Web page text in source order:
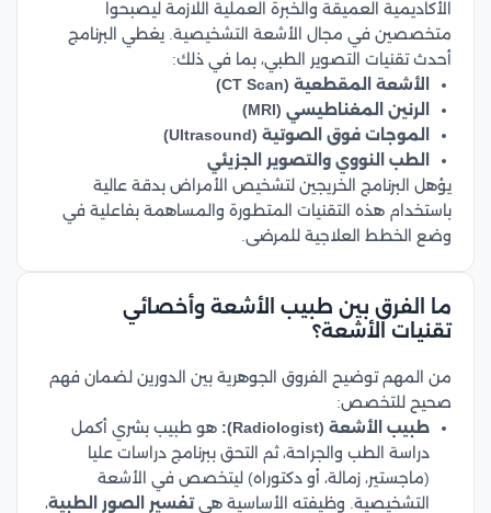
الأكاديمية العميقة والخبرة العملية اللازمة ليصبحوا
متخصصين في مجال الأشعة التشخيصية. يغطي البرنامج
أحدث تقنيات التصوير الطبي، بما في ذلك:
الأشعة المقطعية (CT Scan)
الرنين المغناطيسي (MRI)
الموجات فوق الصوتية (Ultrasound)
الطب النووي والتصوير الجزيئي
يؤهل البرنامج الخريجين لتشخيص الأمراض بدقة عالية
باستخدام هذه التقنيات المتطورة والمساهمة بفاعلية في
وضع الخطط العلاجية للمرضى.
ما الفرق بين طبيب الأشعة وأخصائي
تقنيات الأشعة؟
من المهم توضيح الفروق الجوهرية بين الدورين لضمان فهم
صحيح للتخصص:
طبيب الأشعة (Radiologist):
هو طبيب بشري أكمل
دراسة الطب والجراحة، ثم التحق ببرنامج دراسات عليا
(ماجستير، زمالة، أو دكتوراه) ليتخصص في الأشعة
التشخيصية. وظيفته الأساسية هيتفسير الصور الطبية،